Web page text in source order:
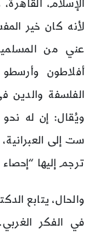
لأنه كان خير
عني من
أفلاطون
الفلسفة والدين
ست إلى
ترجم إليها
والحال، يتابع
في الفكر